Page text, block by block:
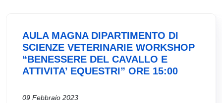
AULA MAGNA DIPARTIMENTO DI
SCIENZE VETERINARIE WORKSHOP
“BENESSERE DEL CAVALLO E
ATTIVITA’ EQUESTRI” ORE 15:00
09 Febbraio 2023